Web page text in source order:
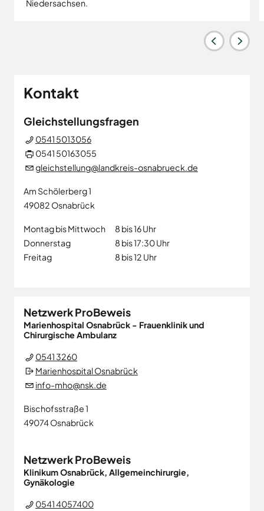
Niedersachsen.
Kontakt
Gleichstellungsfragen
0541 5013056
0541 50163055
gleichstellung@landkreis-osnabrueck.de
Am Schölerberg 1
49082 Osnabrück
Montag bis Mittwoch
8 bis 16 Uhr
Donnerstag
8 bis 17:30 Uhr
Freitag
8 bis 12 Uhr
Netzwerk ProBeweis
Marienhospital Osnabrück - Frauenklinik und
Chirurgische Ambulanz
0541 3260
Marienhospital Osnabrück
info-mho@nsk.de
Bischofsstraße 1
49074Osnabrück
Netzwerk ProBeweis
Klinikum Osnabrück, Allgemeinchirurgie,
Gynäkologie
0541 4057400